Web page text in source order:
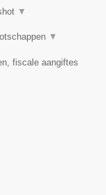
▼
▼
fiscale aangiftes